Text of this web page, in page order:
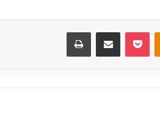
Odnoklassniki بوكيت مشاركة عبر البريد طباعة